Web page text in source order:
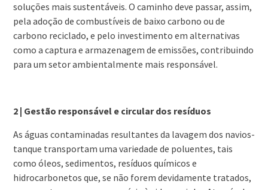
soluções mais sustentáveis. O caminho deve passar, assim,
pela adoção de combustíveis de baixo carbono ou de
carbono reciclado, e pelo investimento em alternativas
como a captura e armazenagem de emissões, contribuindo
para um setor ambientalmente mais responsável.
2 | Gestão responsável e circular dos resíduos
As águas contaminadas resultantes da lavagem dos navios-
tanque transportam uma variedade de poluentes, tais
como óleos, sedimentos, resíduos químicos e
hidrocarbonetos que, se não forem devidamente tratados,